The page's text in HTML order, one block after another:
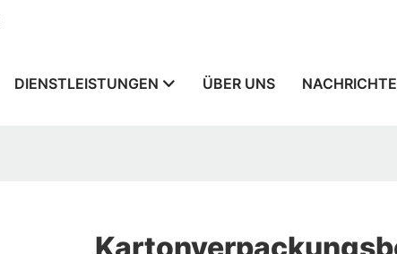
DIENSTLEISTUNGEN ÜBER UNS